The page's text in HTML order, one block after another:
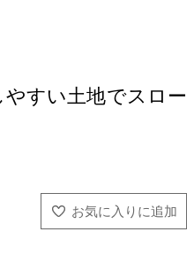
すい土地でスロー